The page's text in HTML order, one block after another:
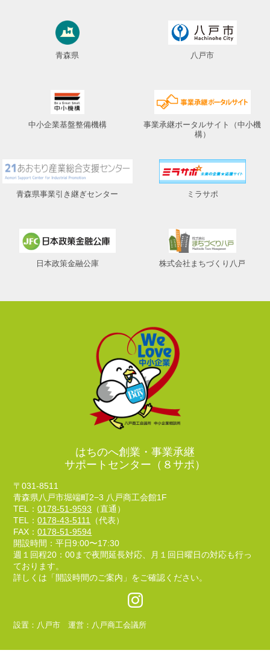
青森県 八戸市
中小企業基盤整備機構
事業承継ポータルサイト（中小機
構）
青森県事業引き継ぎセンター ミラサポ
日本政策金融公庫 株式会社まちづくり八戸
はちのへ創業・事業承継
サポートセンター（８サポ）
〒031-8511
青森県八戸市堀端町2−3 八戸商工会館1F
TEL：0178-51-9593 （直通）
TEL：0178-43-5111
（代表）
FAX：0178-51-9594
開設時間：平日9:00〜17:30
週１回程20：00まで夜間延長対応、月１回日曜日の対応も行っ
ております。
詳しくは「開設時間のご案内」をご確認ください。
設置：八戸市 運営：八戸商工会議所